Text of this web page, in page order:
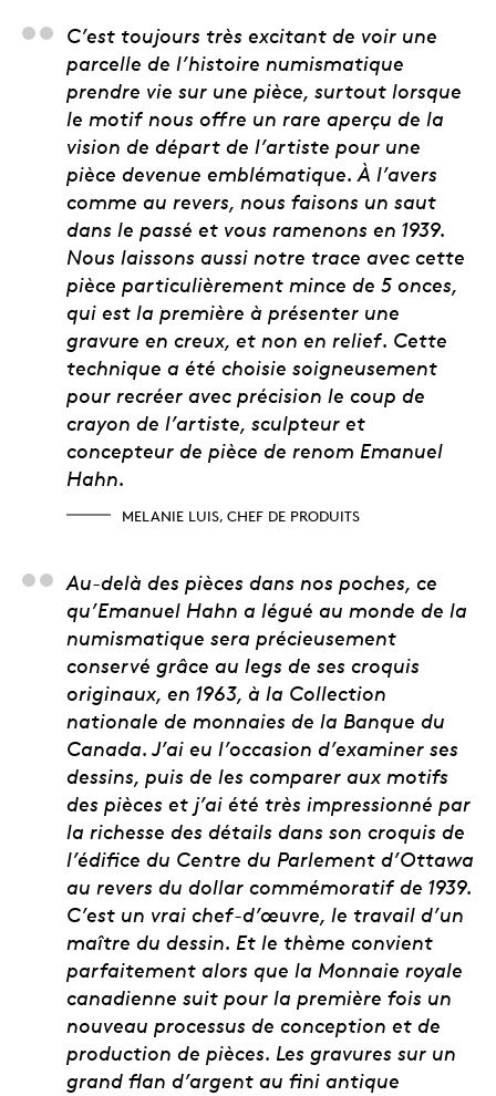
Melanie Luis, chef de
C’est toujours très excitant de voir une
parcelle de l’histoire numismatique
prendre vie sur une pièce, surtout lorsque
le motif nous offre un rare aperçu de la
vision de départ de l’artiste pour une
pièce devenue emblématique. À l’avers
comme au revers, nous faisons un saut
dans le passé et vous ramenons en 1939.
Nous laissons aussi notre trace avec cette
pièce particulièrement mince de 5 onces,
qui est la première à présenter une
gravure en creux, et non en relief. Cette
technique a été choisie soigneusement
pour recréer avec précision le coup de
crayon de l’artiste, sculpteur et
concepteur de pièce de renom Emanuel
Hahn.
MELANIE LUIS, CHEF DE PRODUITS
David Bergeron,
Au-delà des pièces dans nos poches, ce
qu’Emanuel Hahn a légué au monde de la
numismatique sera précieusement
conservé grâce au legs de ses croquis
originaux, en 1963, à la Collection
nationale de monnaies de la Banque du
Canada. J’ai eu l’occasion d’examiner ses
dessins, puis de les comparer aux motifs
des pièces et j’ai été très impressionné par
la richesse des détails dans son croquis de
l’édifice du Centre du Parlement d’Ottawa
au revers du dollar commémoratif de 1939.
C’est un vrai chef-d’œuvre, le travail d’un
maître du dessin. Et le thème convient
parfaitement alors que la Monnaie royale
canadienne suit pour la première fois un
nouveau processus de conception et de
production de pièces. Les gravures sur un
grand flan d’argent au fini antique